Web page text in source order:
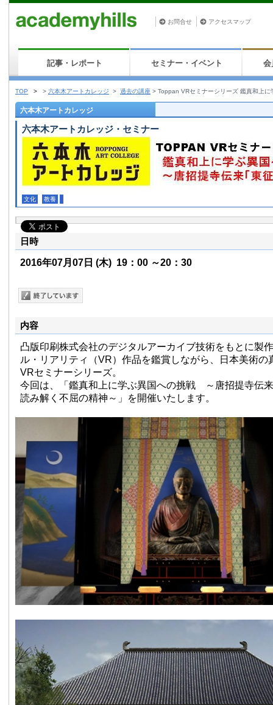
お問合せ アクセスマップ
記事・レポート セミナー・イベント 会
TOP > > 六本木アートカレッジ > 過去の講座 > Toppan VRセミナーシリーズ 鑑真和上
六本木アートカレッジ
六本木アートカレッジ・セミナー
文化 教養
日時
2016年07月07日 (木) 19：00 ～20：30
内容
凸版印刷株式会社のデジタルアーカイブ技術をもとに製
ル・リアリティ（VR）作品を鑑賞しながら、日本美術の
VRセミナーシリーズ。
今回は、「鑑真和上に学ぶ異国への挑戦 ～唐招提寺伝
読み解く不屈の精神～」を開催いたします。